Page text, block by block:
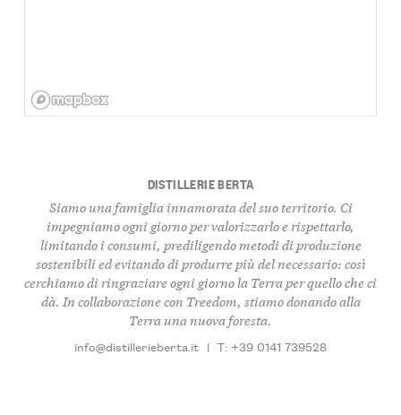
DISTILLERIE BERTA
Siamo una famiglia innamorata del suo territorio. Ci
impegniamo ogni giorno per valorizzarlo e rispettarlo,
limitando i consumi, prediligendo metodi di produzione
sostenibili ed evitando di produrre più del necessario: così
cerchiamo di ringraziare ogni giorno la Terra per quello che ci
dà. In collaborazione con Treedom, stiamo donando alla
Terra una nuova foresta.
info@distillerieberta.it | T: +39 0141 739528